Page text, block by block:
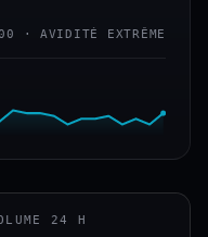
· AVIDITÉ EXTRÊME
24 H